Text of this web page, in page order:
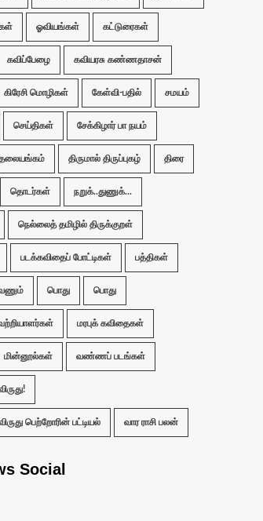
ஓவியங்கள் கட்டுரைகள்
கவிப்பேழை கவியரசு கண்ணதாசன்
கிரேசி மொழிகள் கேள்வி-பதில் சமயம்
செய்திகள் சேக்கிழார் பா நயம்
திருமால் திருப்புகழ் திரை
தொடர்கள் நறுக்..துணுக்...
நெல்லைத் தமிழில் திருக்குறள்
படக்கவிதைப் போட்டிகள் பத்திகள்
பொது பொது
மரபுக் கவிதைகள்
மின்னூல்கள் வண்ணப் படங்கள்
பெற்றோரின் பட்டியல் வார ராசி பலன்
Social